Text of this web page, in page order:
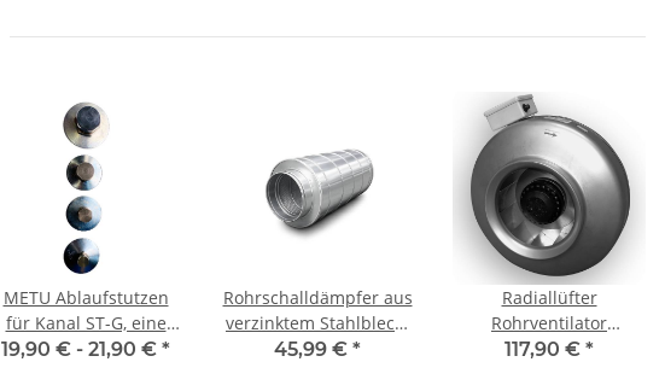
METU Ablaufstutzen
für Kanal ST-G, eine
Anschluss, mit
19,90 € - 21,90 € *
Rohrschalldämpfer aus
verzinktem Stahlblech,
mit Dichtung, Ø 100-
45,99 € *
Radiallüfter
Rohrventilator
Rohrlüfter für Rohr
117,90 € *